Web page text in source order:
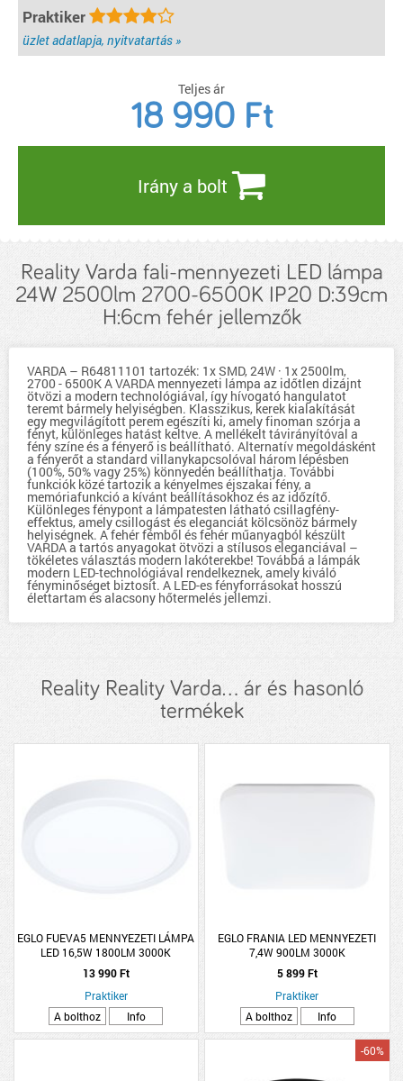
Praktiker
üzlet adatlapja, nyitvatartás »
Teljes ár
18 990 Ft
Irány a bolt
Reality Varda fali-mennyezeti LED lámpa
24W 2500lm 2700-6500K IP20 D:39cm
H:6cm fehér jellemzők
VARDA – R64811101 tartozék: 1x SMD, 24W · 1x 2500lm,
2700 - 6500K A VARDA mennyezeti lámpa az időtlen dizájnt
ötvözi a modern technológiával, így hívogató hangulatot
teremt bármely helyiségben. Klasszikus, kerek kialakítását
egy megvilágított perem egészíti ki, amely finoman szórja a
fényt, különleges hatást keltve. A mellékelt távirányítóval a
fény színe és a fényerő is beállítható. Alternatív megoldásként
a fényerőt a standard villanykapcsolóval három lépésben
(100%, 50% vagy 25%) könnyedén beállíthatja. További
funkciók közé tartozik a kényelmes éjszakai fény, a
memóriafunkció a kívánt beállításokhoz és az időzítő.
Különleges fénypont a lámpatesten látható csillagfény-
effektus, amely csillogást és eleganciát kölcsönöz bármely
helyiségnek. A fehér fémből és fehér műanyagból készült
VARDA a tartós anyagokat ötvözi a stílusos eleganciával –
tökéletes választás modern lakóterekbe! Továbbá a lámpák
modern LED-technológiával rendelkeznek, amely kiváló
fényminőséget biztosít. A LED-es fényforrásokat hosszú
élettartam és alacsony hőtermelés jellemzi.
Reality Reality Varda... ár és hasonló
termékek
EGLO FUEVA5 MENNYEZETI LÁMPA
LED 16,5W 1800LM 3000K
ÁTMÉRŐ:21CM FEHÉR
13 990 Ft
Praktiker
A bolthoz
Info
EGLO FRANIA LED MENNYEZETI
7,4W 900LM 3000K
5 899 Ft
Praktiker
A bolthoz
Info
-60%